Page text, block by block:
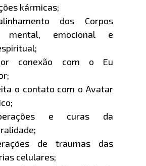
kármicas;
dos Corpos
mental, emocional e
conexão com o Eu
o contato com o Avatar
e curas da
de traumas das
celulares;